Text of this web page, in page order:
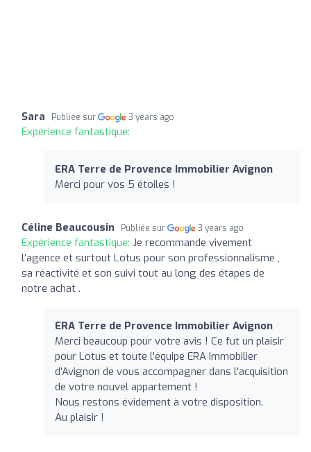
Sara Publiée sur 3 years ago
Expérience fantastique:
ERA Terre de Provence Immobilier Avignon
Merci pour vos 5 étoiles !
Céline Beaucousin Publiée sur 3 years ago
Expérience fantastique: Je recommande vivement
l’agence et surtout Lotus pour son professionnalisme ,
sa réactivité et son suivi tout au long des étapes de
notre achat .
ERA Terre de Provence Immobilier Avignon
Merci beaucoup pour votre avis ! Ce fut un plaisir
pour Lotus et toute l'équipe ERA Immobilier
d'Avignon de vous accompagner dans l'acquisition
de votre nouvel appartement !
Nous restons évidement à votre disposition.
Au plaisir !